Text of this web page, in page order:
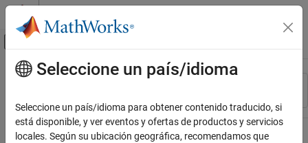
Saltar al contenido
Mostrar/ocultar menú de navegación
Recurso
Contenido principal
Seleccione un país/idioma
Seleccione un país/idioma para obtener contenido traducido, si
está disponible, y ver eventos y ofertas de productos y servicios
locales. Según su ubicación geográfica, recomendamos que